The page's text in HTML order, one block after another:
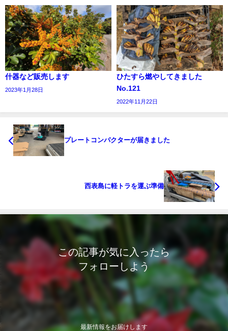
什器など販売します
2023年1月28日
ひたすら燃やしてきました
No.121
2022年11月22日
プレートコンパクターが届きました
西表島に軽トラを運ぶ準備
この記事が気に入ったら
フォローしよう
最新情報をお届けします